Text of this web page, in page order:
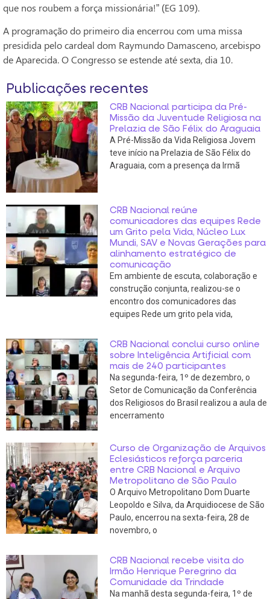
que nos roubem a força missionária!” (EG 109).
A programação do primeiro dia encerrou com uma missa
presidida pelo cardeal dom Raymundo Damasceno, arcebispo
de Aparecida. O Congresso se estende até sexta, dia 10.
Publicações recentes
CRB Nacional participa da Pré-
Missão da Juventude Religiosa na
Prelazia de São Félix do Araguaia
A Pré-Missão da Vida Religiosa Jovem
teve início na Prelazia de São Félix do
Araguaia, com a presença da Irmã
CRB Nacional reúne
comunicadores das equipes Rede
um Grito pela Vida, Núcleo Lux
Mundi, SAV e Novas Gerações para
alinhamento estratégico de
comunicação
Em ambiente de escuta, colaboração e
construção conjunta, realizou-se o
encontro dos comunicadores das
equipes Rede um grito pela vida,
CRB Nacional conclui curso online
sobre Inteligência Artificial com
mais de 240 participantes
Na segunda-feira, 1º de dezembro, o
Setor de Comunicação da Conferência
dos Religiosos do Brasil realizou a aula de
encerramento
Curso de Organização de Arquivos
Eclesiásticos reforça parceria
entre CRB Nacional e Arquivo
Metropolitano de São Paulo
O Arquivo Metropolitano Dom Duarte
Leopoldo e Silva, da Arquidiocese de São
Paulo, encerrou na sexta-feira, 28 de
novembro, o
CRB Nacional recebe visita do
Irmão Henrique Peregrino da
Comunidade da Trindade
Na manhã desta segunda-feira, 1º de